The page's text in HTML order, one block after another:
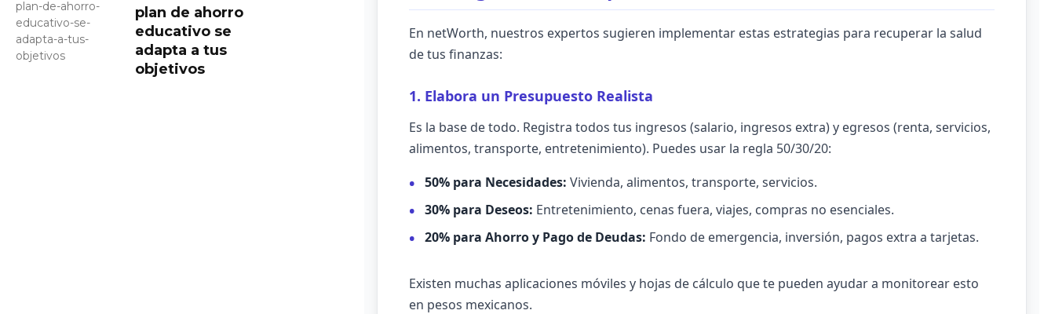
plan de ahorro
educativo se
adapta a tus
objetivos
En netWorth, nuestros expertos sugieren implementar estas estrategias para recuperar la salud
de tus finanzas:
1. Elabora un Presupuesto Realista
Es la base de todo. Registra todos tus ingresos (salario, ingresos extra) y egresos (renta, servicios,
alimentos, transporte, entretenimiento). Puedes usar la regla 50/30/20:
50% para Necesidades: Vivienda, alimentos, transporte, servicios.
30% para Deseos: Entretenimiento, cenas fuera, viajes, compras no esenciales.
20% para Ahorro y Pago de Deudas: Fondo de emergencia, inversión, pagos extra a tarjetas.
Existen muchas aplicaciones móviles y hojas de cálculo que te pueden ayudar a monitorear esto
en pesos mexicanos.